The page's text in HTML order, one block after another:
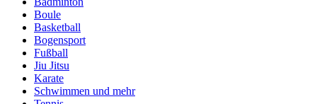
Boule
Basketball
Bogensport
Fußball
Jiu Jitsu
Karate
Schwimmen und mehr